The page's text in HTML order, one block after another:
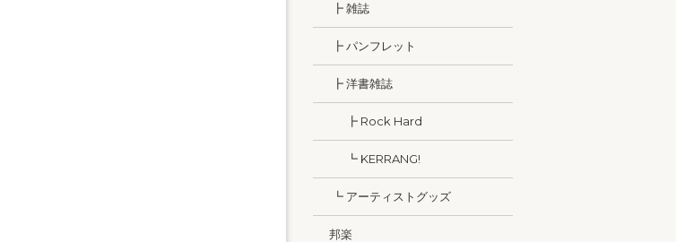
┣ 雑誌
┣ パンフレット
┣ 洋書雑誌
┣ Rock Hard
┗ KERRANG!
┗ アーティストグッズ
邦楽